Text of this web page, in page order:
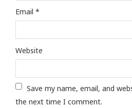
Email *
Website
Save my name, email, and
the next time I comment.